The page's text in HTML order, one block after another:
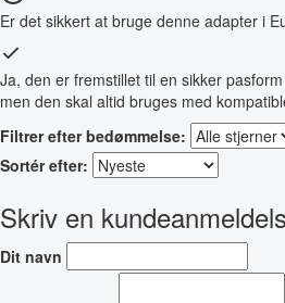
Er det sikkert at bruge denne adapter i
Ja, den er fremstillet til en sikker
men den skal altid bruges med
Filtrer efter bedømmelse:
Sortér efter:
Skriv en
Dit navn